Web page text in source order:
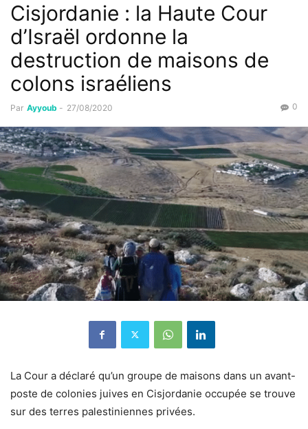
Cisjordanie : la Haute Cour
d’Israël ordonne la
destruction de maisons de
colons israéliens
Par Ayyoub - 27/08/2020 0
La Cour a déclaré qu’un groupe de maisons dans un avant-
poste de colonies juives en Cisjordanie occupée se trouve
sur des terres palestiniennes privées.